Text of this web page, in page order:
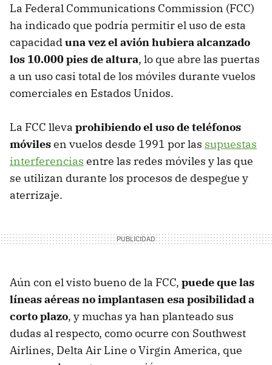
La Federal Communications Commission (FCC)
ha indicado que podría permitir el uso de esta
capacidaduna vez el avión hubiera alcanzado
los 10.000 pies de altura, lo que abre las puertas
a un uso casi total de los móviles durante vuelos
comerciales en Estados Unidos.
La FCC lleva prohibiendo el uso de teléfonos
móvilesen vuelos desde 1991 por las supuestas
interferencias entre las redes móviles y las que
se utilizan durante los procesos de despegue y
aterrizaje.
Aún con el visto bueno de la FCC, puede que las
líneas aéreas no implantasen esa posibilidad a
corto plazo, y muchas ya han planteado sus
dudas al respecto, como ocurre con Southwest
Airlines, Delta Air Line o Virgin America, que